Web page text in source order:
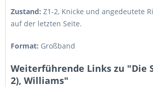
Zustand: Z1-2, Knicke und angedeutete
auf der letzten Seite.
Format: Großband
Weiterführende Links zu "Die
2), Williams"